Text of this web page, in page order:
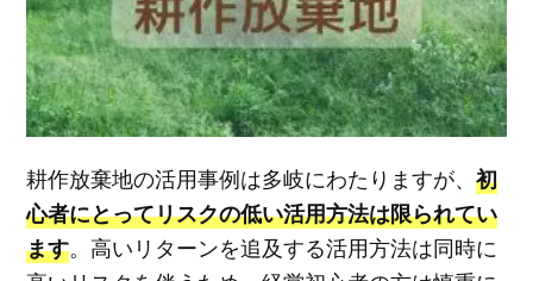
耕作放棄地の活用事例は多岐にわたりますが、 初
心者にとってリスクの低い活用方法は限られてい
ます。高いリターンを追及する活用方法は同時に